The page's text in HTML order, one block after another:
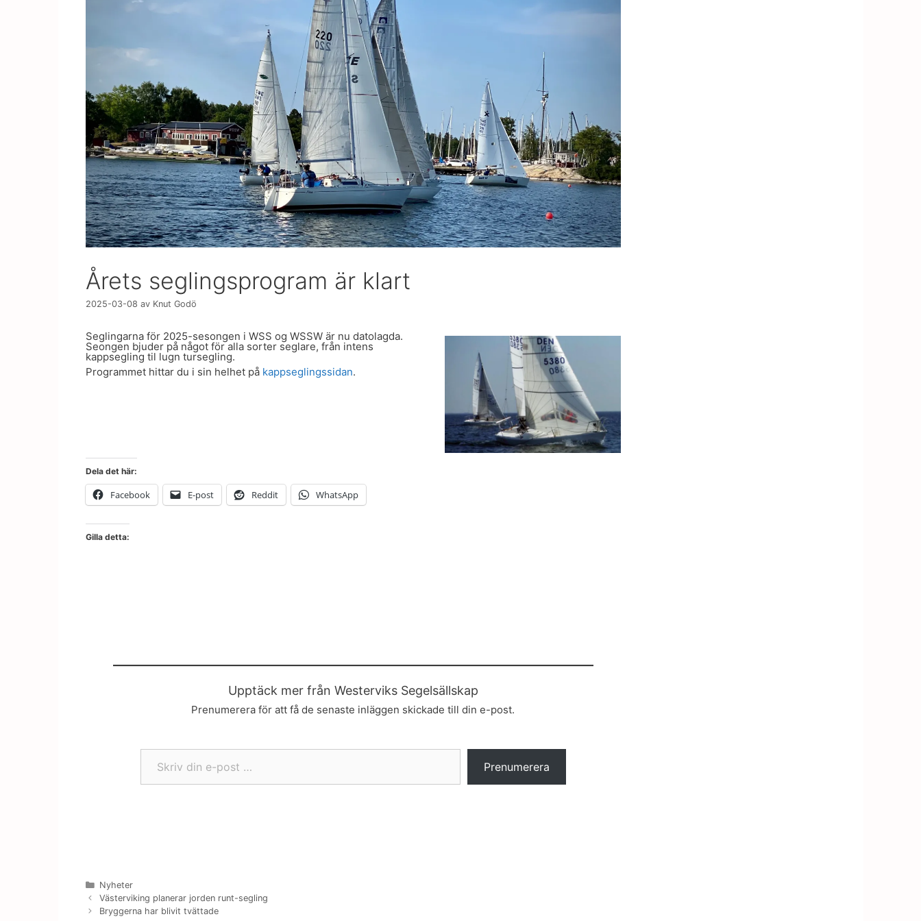
Årets seglingsprogram är klart
2025-03-08 av Knut Godö
Seglingarna för 2025-sesongen i WSS og WSSW är nu datolagda.
Seongen bjuder på något för alla sorter seglare, från intens
kappsegling til lugn tursegling.
Programmet hittar du i sin helhet på kappseglingssidan.
Dela det här:
Facebook E-post Reddit WhatsApp
Gilla detta:
Upptäck mer från Westerviks Segelsällskap
Prenumerera för att få de senaste inläggen skickade till din e-post.
Skriv din e-post …
Prenumerera
Kategorier
Nyheter
Västerviking planerar jorden runt-segling
Bryggerna har blivit tvättade